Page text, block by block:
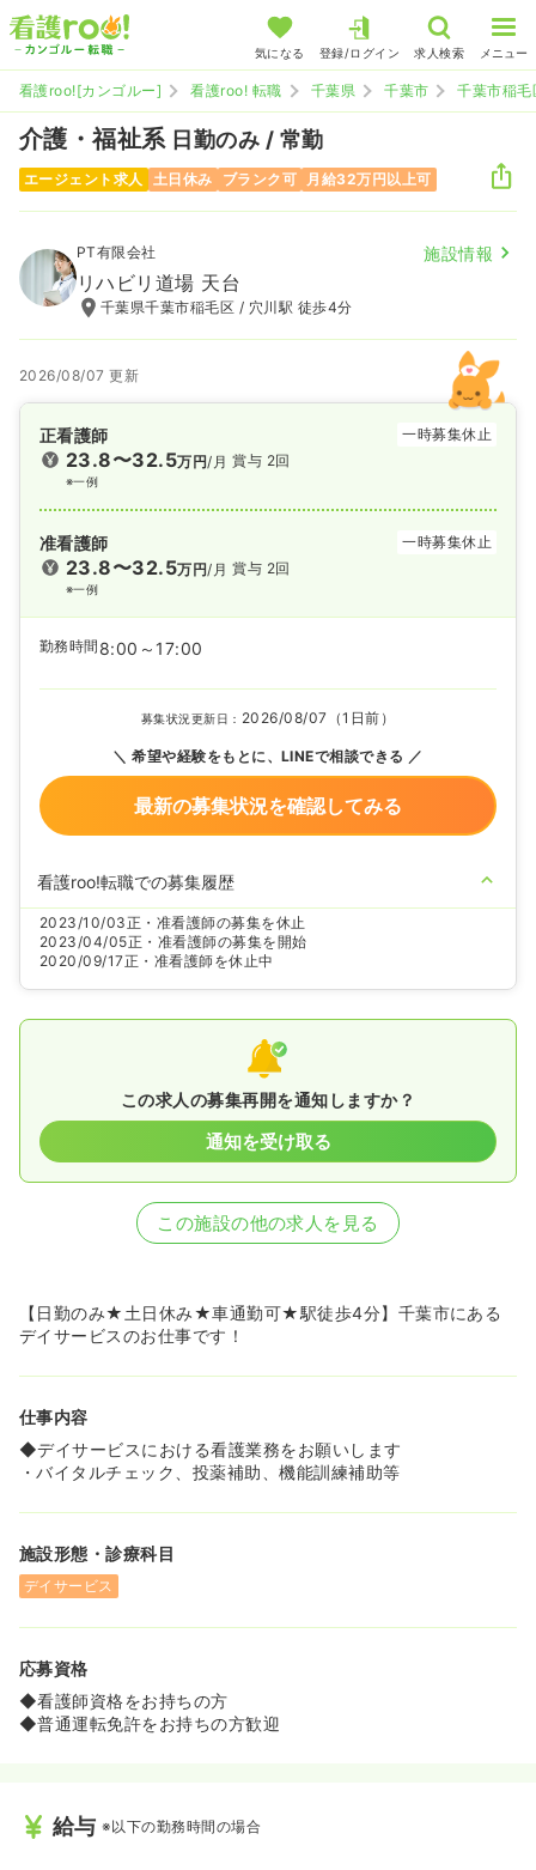
気になる 登録/ログイン 求人検索 メニュー
看護roo![カンゴルー] 看護roo! 転職 千葉県 千葉市 千葉市稲毛
介護・福祉系 日勤のみ / 常勤
エージェント求人 土日休み ブランク可 月給32万円以上可
PT有限会社 施設情報
リハビリ道場 天台
千葉県千葉市稲毛区 / 穴川駅 徒歩4分
2026/08/07 更新
正看護師 一時募集休止
23.8〜32.5万円/月
※一例
賞与 2回
准看護師 一時募集休止
23.8〜32.5万円/月
※一例
賞与 2回
勤務時間 8:00～17:00
募集状況更新日： 2026/08/07（1日前）
希望や経験をもとに、LINEで相談できる
最新の募集状況を確認してみる
看護roo!転職での募集履歴
2023/10/03正・准看護師の募集を休止
2023/04/05正・准看護師の募集を開始
2020/09/17正・准看護師を休止中
この求人の募集再開を通知しますか？
通知を受け取る
この施設の他の求人を見る
【日勤のみ★土日休み★車通勤可★駅徒歩4分】千葉市にある
デイサービスのお仕事です！
仕事内容
◆デイサービスにおける看護業務をお願いします
・バイタルチェック、投薬補助、機能訓練補助等
施設形態・診療科目
デイサービス
応募資格
◆看護師資格をお持ちの方
◆普通運転免許をお持ちの方歓迎
給与 ※以下の勤務時間の場合